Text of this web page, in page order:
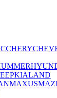
CHERY
KIALAND
MAXUS